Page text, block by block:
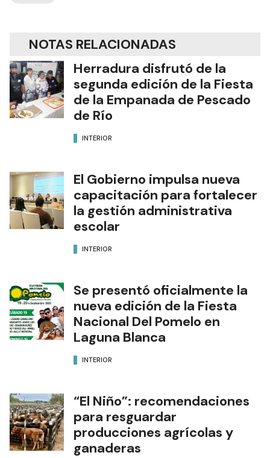
NOTAS RELACIONADAS
Herradura disfrutó de la
segunda edición de la Fiesta
de la Empanada de Pescado
de Río
INTERIOR
El Gobierno impulsa nueva
capacitación para fortalecer
la gestión administrativa
escolar
INTERIOR
Se presentó oficialmente la
nueva edición de la Fiesta
Nacional Del Pomelo en
Laguna Blanca
INTERIOR
“El Niño”: recomendaciones
para resguardar
producciones agrícolas y
ganaderas